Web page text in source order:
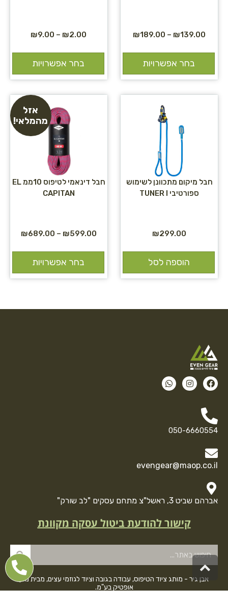
₪139.00
–
₪189.00
בחר אפשרויות
₪2.00
–
₪9.00
בחר אפשרויות
חבל מיקום מתכוונן לשימוש
ספורטיבי TUNER I
₪299.00
הוספה לסל
אזל
מהמלאי!
חבל דינאמי לטיפוס 10ממ EL
CAPITAN
₪599.00
–
₪689.00
בחר אפשרויות
050-6660554
evengear@maop.co.il
אברהם שביט 3, ראשל"צ מתחם עסקים "לב שורק"
קישור להודעת ביטול עסקה מקוונת
אבן גיר - מותג ציוד הטיפוס, עבודה בגובה וציוד לגוזמי עצים, מבית מגן
אופטיק בע"מ.
גלילה
לראש
העמוד